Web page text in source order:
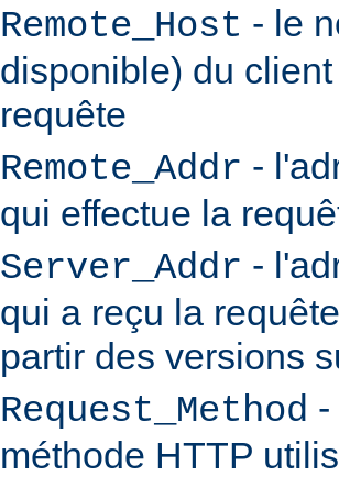
Remote_Host - le
disponible) du
requête
Remote_Addr -
qui effectue la
Server_Addr -
qui a reçu la
partir des versions
Request_Method
méthode HTTP